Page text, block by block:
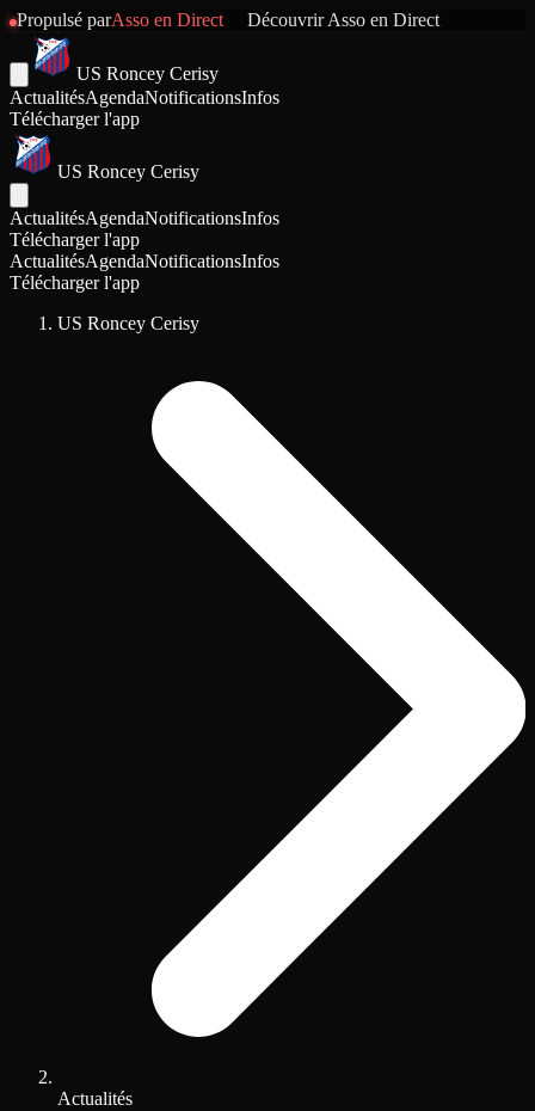
Propulsé parAsso en Direct DécouvrirAsso en Direct
US Roncey Cerisy
ActualitésAgendaNotificationsInfos
Télécharger l'app
US Roncey Cerisy
ActualitésAgendaNotificationsInfos
Télécharger l'app
ActualitésAgendaNotificationsInfos
Télécharger l'app
US Roncey Cerisy
Actualités